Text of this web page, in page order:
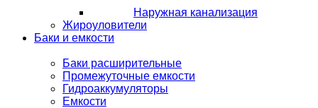
Наружная канализация
Жироуловители
Баки и емкости
Баки расширительные
Промежуточные емкости
Гидроаккумуляторы
Емкости